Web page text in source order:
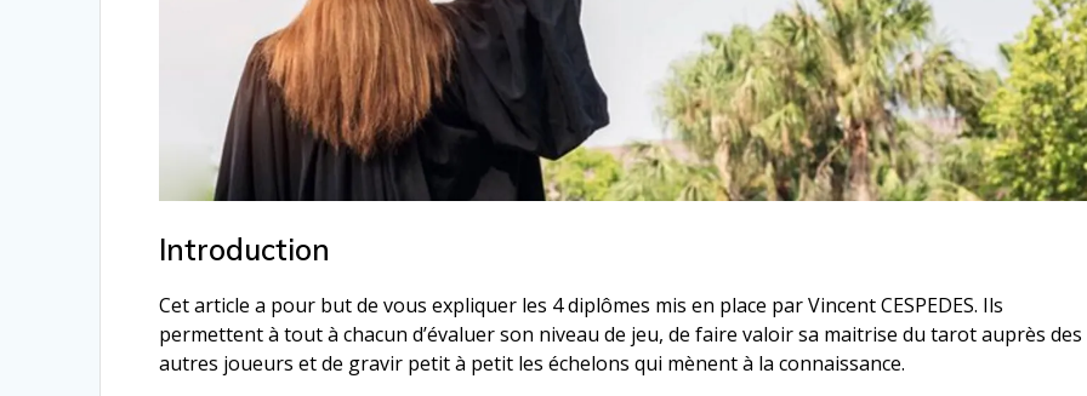
Introduction
Cet article a pour but de vous expliquer les 4 diplômes mis en place par Vincent CESPEDES. Ils
permettent à tout à chacun d’évaluer son niveau de jeu, de faire valoir sa maitrise du tarot auprès des
autres joueurs et de gravir petit à petit les échelons qui mènent à la connaissance.